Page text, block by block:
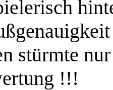
stürmte
!!!